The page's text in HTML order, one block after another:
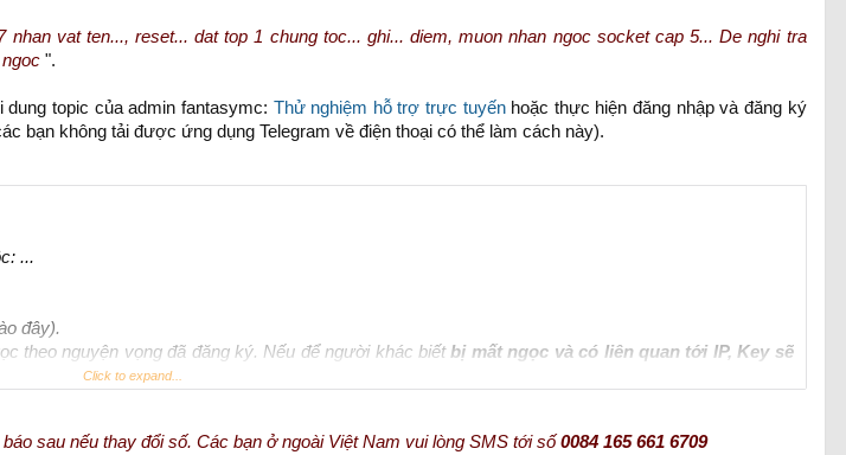
vat ten..., reset... dat top 1 chung toc... ghi... diem, muon nhan ngoc socket cap 5... De nghi tra
ngoc".
topic của admin fantasymc: Thử nghiệm hỗ trợ trực tuyến hoặc thực hiện đăng nhập và đăng ký
bạn không tải được ứng dụng Telegram về điện thoại có thể làm cách này).
...
đây).
theo nguyện vọng đã đăng ký. Nếu để người khác biết bị mất ngọc và có liên quan tới IP, Key sẽ
Click to expand...
sau nếu thay đổi số. Các bạn ở ngoài Việt Nam vui lòng SMS tới số0084 165 661 6709